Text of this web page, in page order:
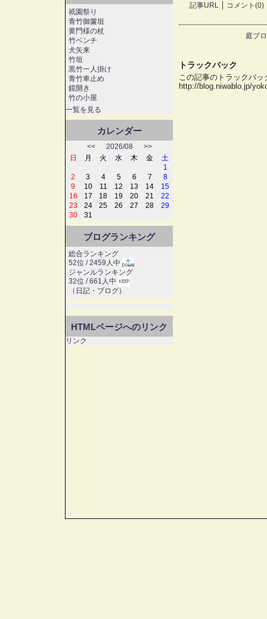
記事URL コメント(0)
庭ブ
トラックバック
この記事のトラックバッ
http://blog.niwablo.jp/
祇園祭り
青竹御簾垣
黄門様の杖
竹ベンチ
犬矢来
竹垣
黒竹一人掛け
青竹車止め
鏡開き
竹の小屋
一覧を見る
カレンダー
<<2026/08 >>
日
月 火 水 木 金
土
1
2
3 4 5 6 7
8
9
10 11 12 13 14
15
16
17 18 19 20 21
22
23
24 25 26 27 28
29
30
31
ブログランキング
総合ランキング
52位 / 2459人中
ジャンルランキング
32位 / 661人中
（ 日記・ブログ）
HTMLページへのリンク
リンク